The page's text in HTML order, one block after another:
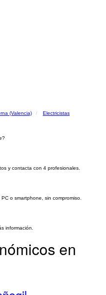
(Valencia)
Electricistas
y contacta con 4 profesionales.
o smartphone, sin compromiso.
información.
en